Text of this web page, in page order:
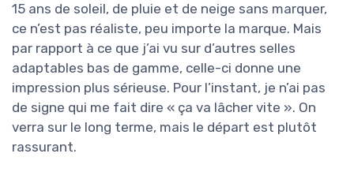
15 ans de soleil, de pluie et de neige sans marquer,
ce n’est pas réaliste, peu importe la marque. Mais
par rapport à ce que j’ai vu sur d’autres selles
adaptables bas de gamme, celle-ci donne une
impression plus sérieuse. Pour l’instant, je n’ai pas
de signe qui me fait dire « ça va lâcher vite ». On
verra sur le long terme, mais le départ est plutôt
rassurant.